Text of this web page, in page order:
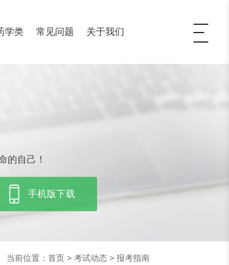
学类 常见问题 关于我们
的自己！
手机版下载
当前位置： 首页> 考试动态> 报考指南